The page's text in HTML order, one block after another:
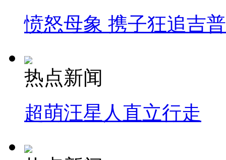
愤怒母象 携子狂追吉
热点新闻
超萌汪星人直立行走